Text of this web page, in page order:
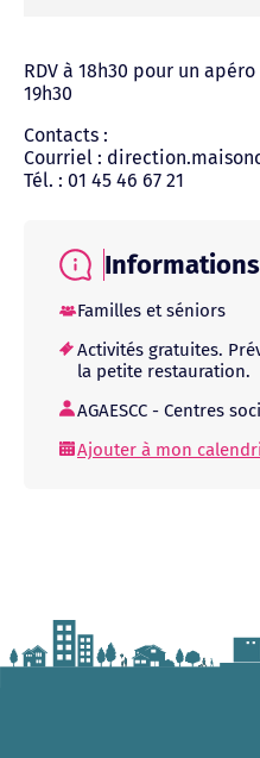
RDV à 18h30 pour un
19h30
Contacts :
Courriel :
Tél. : 01 45 46 67 21
Informations
Familles et séniors
Activités gratuites.
la petite restauration.
AGAESCC - Centres
Ajouter à mon